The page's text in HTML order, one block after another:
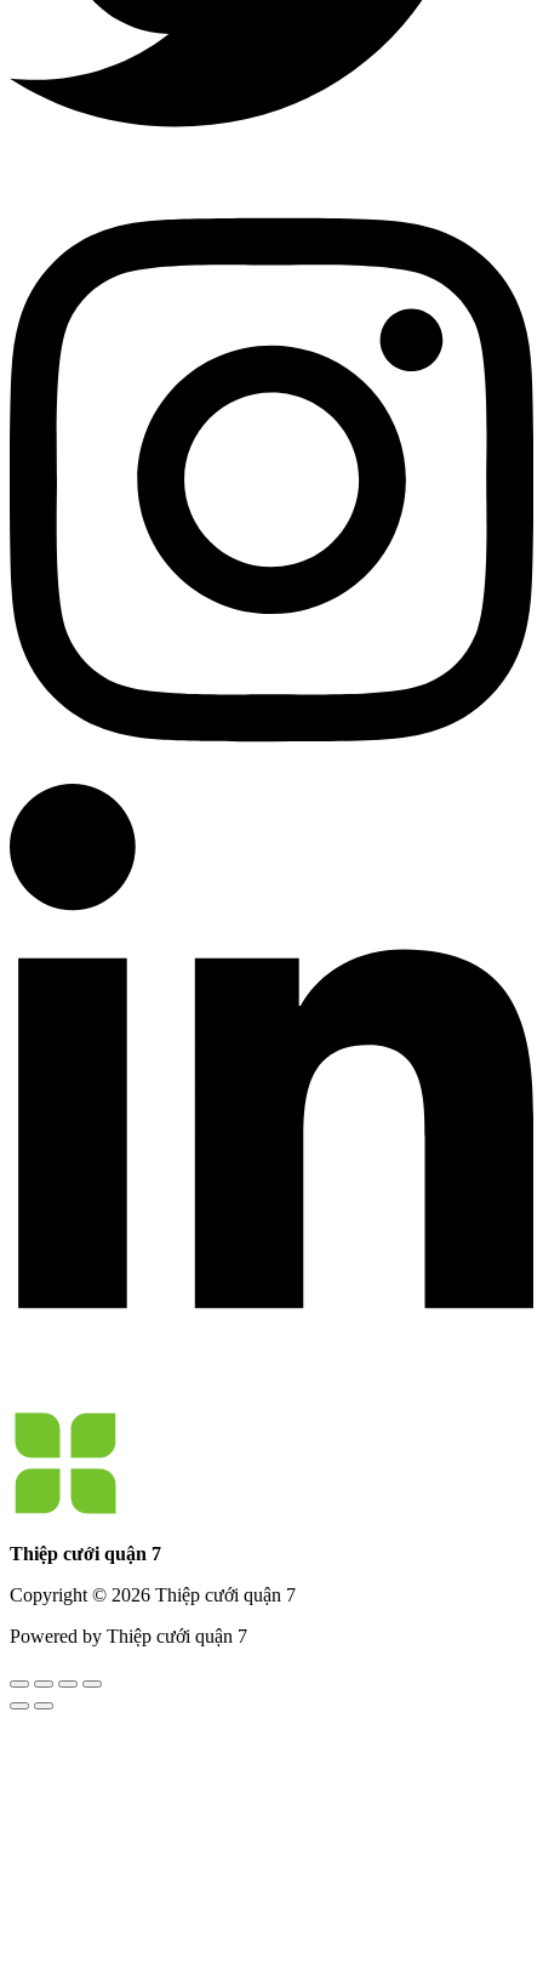
Thiệp cưới quận 7
Copyright © 2026 Thiệp cưới quận 7
Powered by Thiệp cưới quận 7